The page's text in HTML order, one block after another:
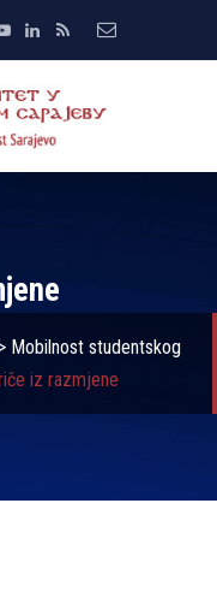
> Mobilnost studentskog
iz razmjene